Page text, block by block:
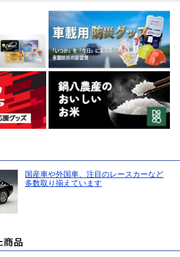
国産車や外国車、注目のレースカーなど
多数取り揃えています